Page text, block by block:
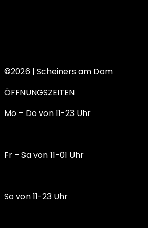
©2026 | Scheiners am Dom
ÖFFNUNGSZEITEN
Mo – Do von 11-23 Uhr
Fr – Sa von 11-01 Uhr
So von 11-23 Uhr